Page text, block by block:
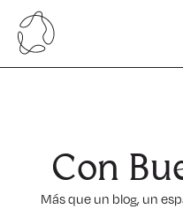
Alianzas y colaboradores
Nuestro compromiso
Hacemos
Beneficios de nuestro servicio
Con
Más que un blog, un